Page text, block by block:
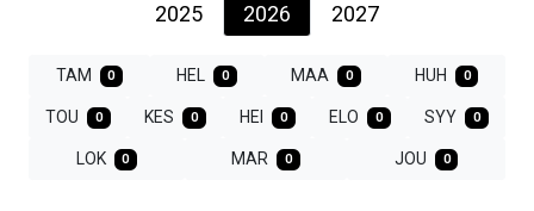
2025 2026 2027
TAM 0 HEL 0 MAA 0 HUH 0
TOU 0 KES 0 HEI 0 ELO 0 SYY 0
LOK 0 MAR 0 JOU 0